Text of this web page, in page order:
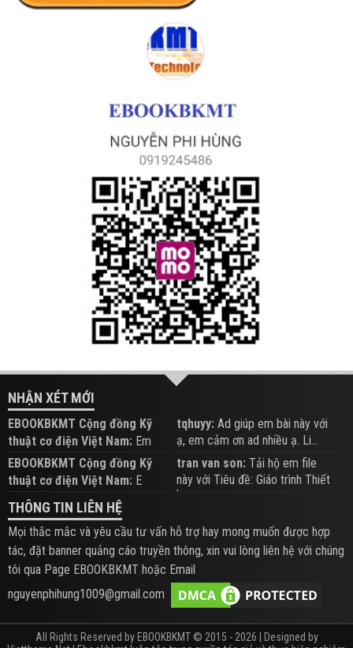
NHẬN XÉT MỚI
EBOOKBKMT Cộng đồng Kỹ
thuật cơ điện Việt Nam: Em
đăng trên Group hỗ trợ nhé
tqhuyy: Ad giúp em bài này với
ạ, em cảm ơn ad nhiều ạ. Li...
EBOOKBKMT Cộng đồng Kỹ
thuật cơ điện Việt Nam: E
xem hỗ trợ trên Group
tran van son: Tải hộ em file
này với Tiêu đề: Giáo trình Thiết
b...
THÔNG TIN LIÊN HỆ
Mọi thắc mắc và yêu cầu tư vấn hỗ trợ hay mong muốn được hợp
tác, đặt banner quảng cáo truyền thông, xin vui lòng liên hệ với chúng
tôi qua Page EBOOKBKMT hoặc Email
nguyenphihung1009@gmail.com
All Rights Reserved by EBOOKBKMT © 2015 - 2026 | Designed by